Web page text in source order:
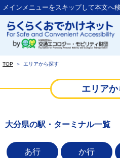
メインメニューをスキップして本文へ
TOP ＞ エリアから探す
エリア
大分県の駅・ターミナル一覧
あ行 か行